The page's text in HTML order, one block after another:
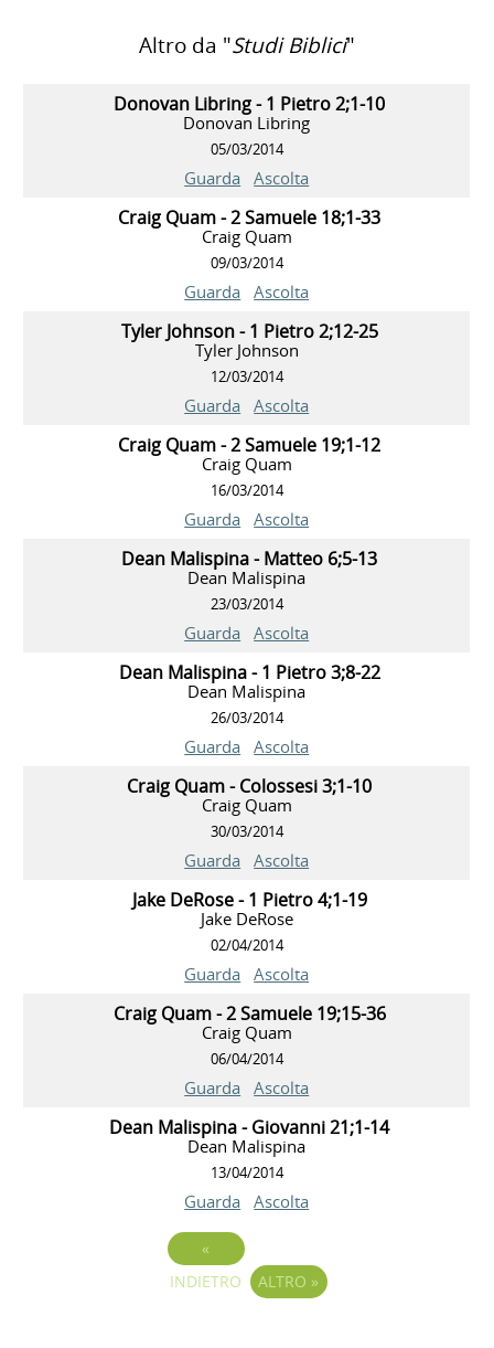
Altro da "Studi Biblici"
Donovan Libring - 1 Pietro 2;1-10
Donovan Libring
05/03/2014
Guarda Ascolta
Craig Quam - 2 Samuele 18;1-33
Craig Quam
09/03/2014
Guarda Ascolta
Tyler Johnson - 1 Pietro 2;12-25
Tyler Johnson
12/03/2014
Guarda Ascolta
Craig Quam - 2 Samuele 19;1-12
Craig Quam
16/03/2014
Guarda Ascolta
Dean Malispina - Matteo 6;5-13
Dean Malispina
23/03/2014
Guarda Ascolta
Dean Malispina - 1 Pietro 3;8-22
Dean Malispina
26/03/2014
Guarda Ascolta
Craig Quam - Colossesi 3;1-10
Craig Quam
30/03/2014
Guarda Ascolta
Jake DeRose - 1 Pietro 4;1-19
Jake DeRose
02/04/2014
Guarda Ascolta
Craig Quam - 2 Samuele 19;15-36
Craig Quam
06/04/2014
Guarda Ascolta
Dean Malispina - Giovanni 21;1-14
Dean Malispina
13/04/2014
Guarda Ascolta
«
INDIETRO
ALTRO »